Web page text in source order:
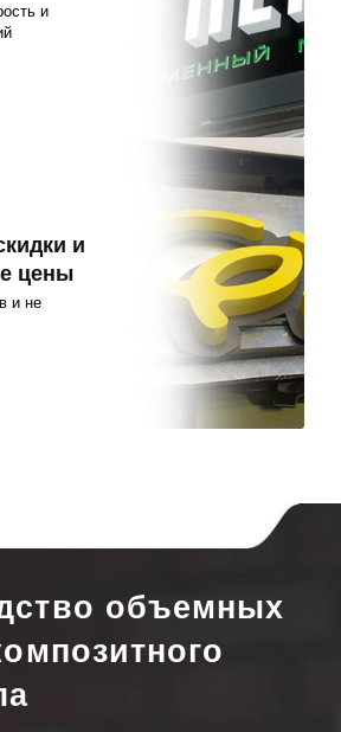
и
и
цены
и не
объемных